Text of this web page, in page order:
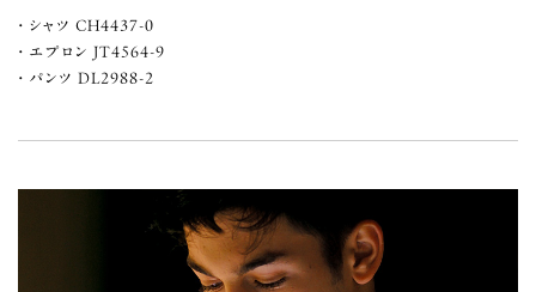
シャツ CH4437-0
エプロン JT4564-9
パンツ DL2988-2